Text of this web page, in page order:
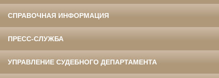
СПРАВОЧНАЯ ИНФОРМАЦИЯ
ПРЕСС-СЛУЖБА
УПРАВЛЕНИЕ СУДЕБНОГО ДЕПАРТАМЕНТА